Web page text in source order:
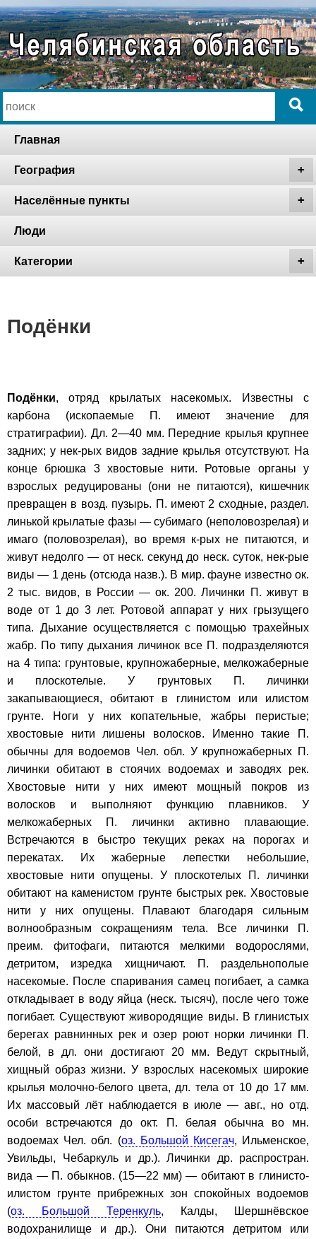
Главная
География
Населённые пункты
Люди
Категории
Подёнки
Подёнки, отряд крылатых насекомых. Известны с
карбона (ископаемые П. имеют значение для
стратиграфии). Дл. 2—40 мм. Передние крылья крупнее
задних; у нек-рых видов задние крылья отсутствуют. На
конце брюшка 3 хвостовые нити. Ротовые органы у
взрослых редуцированы (они не питаются), кишечник
превращен в возд. пузырь. П. имеют 2 сходные, раздел.
линькой крылатые фазы — субимаго (неполовозрелая) и
имаго (половозрелая), во время к-рых не питаются, и
живут недолго — от неск. секунд до неск. суток, нек-рые
виды — 1 день (отсюда назв.). В мир. фауне известно ок.
2 тыс. видов, в России — ок. 200. Личинки П. живут в
воде от 1 до 3 лет. Ротовой аппарат у них грызущего
типа. Дыхание осуществляется с помощью трахейных
жабр. По типу дыхания личинок все П. подразделяются
на 4 типа: грунтовые, крупножаберные, мелкожаберные
и плоскотелые. У грунтовых П. личинки
закапывающиеся, обитают в глинистом или илистом
грунте. Ноги у них копательные, жабры перистые;
хвостовые нити лишены волосков. Именно такие П.
обычны для водоемов Чел. обл. У крупножаберных П.
личинки обитают в стоячих водоемах и заводях рек.
Хвостовые нити у них имеют мощный покров из
волосков и выполняют функцию плавников. У
мелкожаберных П. личинки активно плавающие.
Встречаются в быстро текущих реках на порогах и
перекатах. Их жаберные лепестки небольшие,
хвостовые нити опущены. У плоскотелых П. личинки
обитают на каменистом грунте быстрых рек. Хвостовые
нити у них опущены. Плавают благодаря сильным
волнообразным сокращениям тела. Все личинки П.
преим. фитофаги, питаются мелкими водорослями,
детритом, изредка хищничают. П. раздельнополые
насекомые. После спаривания самец погибает, а самка
откладывает в воду яйца (неск. тысяч), после чего тоже
погибает. Существуют живородящие виды. В глинистых
берегах равнинных рек и озер роют норки личинки П.
белой, в дл. они достигают 20 мм. Ведут скрытный,
хищный образ жизни. У взрослых насекомых широкие
крылья молочно-белого цвета, дл. тела от 10 до 17 мм.
Их массовый лёт наблюдается в июле — авг., но отд.
особи встречаются до окт. П. белая обычна во мн.
водоемах Чел. обл. (оз. Большой Кисегач, Ильменское,
Увильды, Чебаркуль и др.). Личинки др. распростран.
вида — П. обыкнов. (15—22 мм) — обитают в глинисто-
илистом грунте прибрежных зон спокойных водоемов
(оз. Большой Теренкуль, Калды, Шершнёвское
водохранилище и др.). Они питаются детритом или